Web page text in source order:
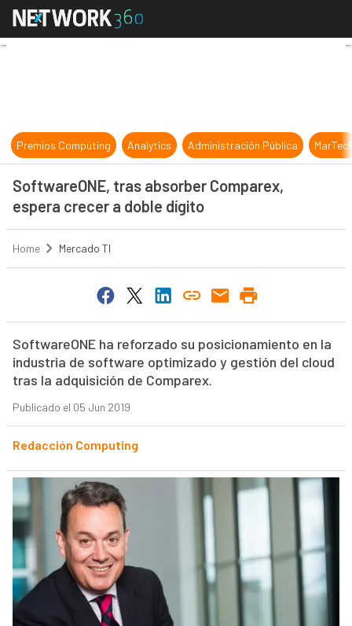
SoftwareONE, tras absorber
Premios Computing Analytics Administración Pública
SoftwareONE, tras absorber Comparex,
espera crecer a doble dígito
Home Mercado TI
SoftwareONE ha reforzado su posicionamiento en la
industria de software optimizado y gestión del cloud
tras la adquisición de Comparex.
Publicado el 05 Jun 2019
Redacción Computing